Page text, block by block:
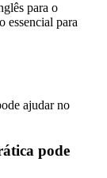
para o
essencial para
pode